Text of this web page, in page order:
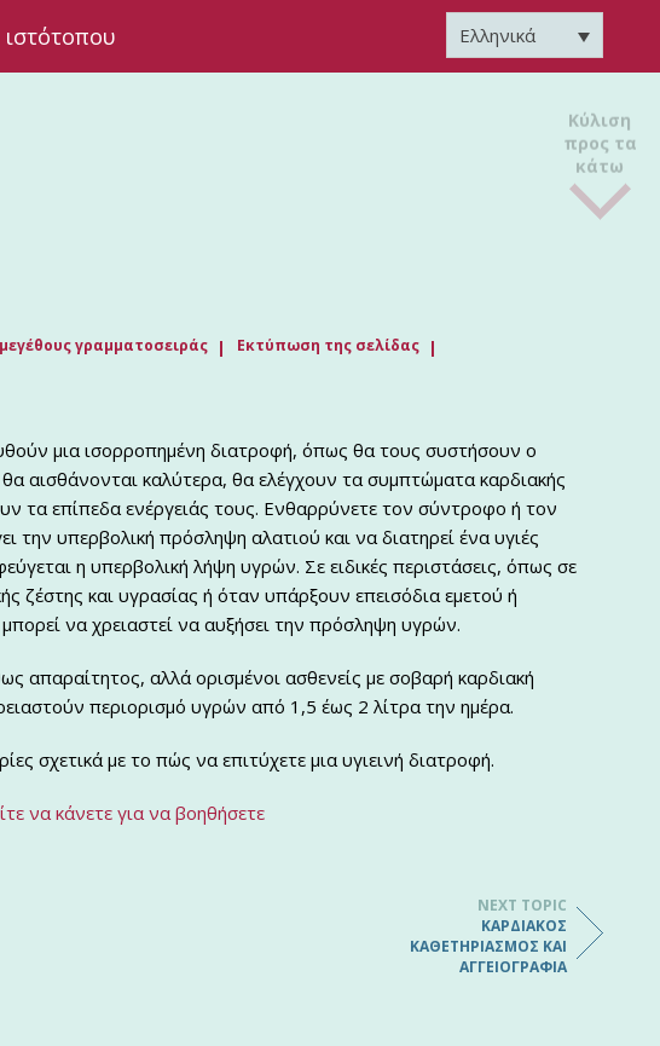
Ελληνικά
γραμματοσειράς
Εκτύπωση της σελίδας
μια ισορροπημένη διατροφή, όπως θα τους συστήσουν ο
αισθάνονται καλύτερα, θα ελέγχουν τα συμπτώματα καρδιακής
τα επίπεδα ενέργειάς τους. Ενθαρρύνετε τον σύντροφο ή τον
την υπερβολική πρόσληψη αλατιού και να διατηρεί ένα υγιές
η υπερβολική λήψη υγρών. Σε ειδικές περιστάσεις, όπως σε
ζέστης και υγρασίας ή όταν υπάρξουν επεισόδια εμετού ή
να χρειαστεί να αυξήσει την πρόσληψη υγρών.
απαραίτητος, αλλά ορισμένοι ασθενείς με σοβαρή καρδιακή
περιορισμό υγρών από 1,5 έως 2 λίτρα την ημέρα.
σχετικά με το πώς να επιτύχετε μια υγιεινή διατροφή.
να κάνετε για να βοηθήσετε
NEXT TOPIC
ΚΑΡΔΙΑΚΌΣ
ΚΑΘΕΤΗΡΙΑΣΜΌΣ ΚΑΙ
ΑΓΓΕΙΟΓΡΑΦΊΑ
Κύλιση
προς τα
κάτω